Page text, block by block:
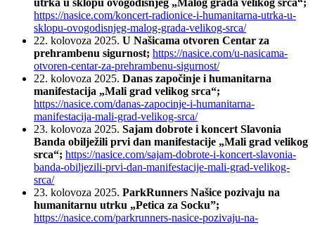
https://nasice.com/koncert-radionice-i-humanitarna-utrka-u-
sklopu-ovogodisnjeg-malog-grada-velikog-srca/
22. kolovoza 2025. U Našicama otvoren Centar za
prehrambenu sigurnost; https://nasice.com/u-nasicama-
otvoren-centar-za-prehrambenu-sigurnost/
22. kolovoza 2025. Danas započinje i humanitarna
manifestacija „Mali grad velikog srca“;
https://nasice.com/danas-zapocinje-i-humanitarna-
manifestacija-mali-grad-velikog-srca/
23. kolovoza 2025. Sajam dobrote i koncert Slavonia
Banda obilježili prvi dan manifestacije „Mali grad velikog
srca“; https://nasice.com/sajam-dobrote-i-koncert-slavonia-
banda-obiljezili-prvi-dan-manifestacije-mali-grad-velikog-
srca/
23. kolovoza 2025. ParkRunners Našice pozivaju na
humanitarnu utrku „Petica za Socku”;
https://nasice.com/parkrunners-nasice-pozivaju-na-